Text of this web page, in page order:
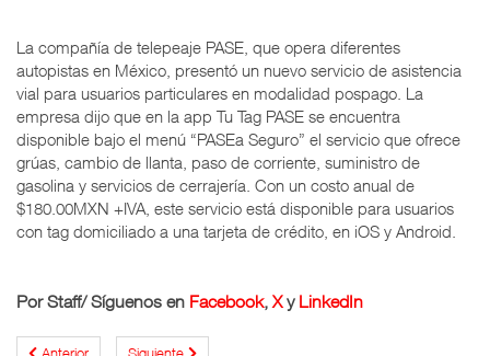
La compañía de telepeaje PASE, que opera diferentes
autopistas en México, presentó un nuevo servicio de asistencia
vial para usuarios particulares en modalidad pospago. La
empresa dijo que en la app Tu Tag PASE se encuentra
disponible bajo el menú “PASEa Seguro” el servicio que ofrece
grúas, cambio de llanta, paso de corriente, suministro de
gasolina y servicios de cerrajería. Con un costo anual de
$180.00MXN +IVA, este servicio está disponible para usuarios
con tag domiciliado a una tarjeta de crédito, en iOS y Android.
Por Staff/ Síguenos en Facebook, Xy LinkedIn
Anterior Siguiente